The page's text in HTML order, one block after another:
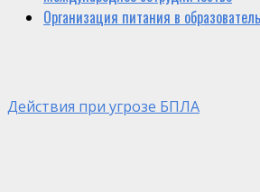
Организация питания в
Действия при угрозе БПЛА